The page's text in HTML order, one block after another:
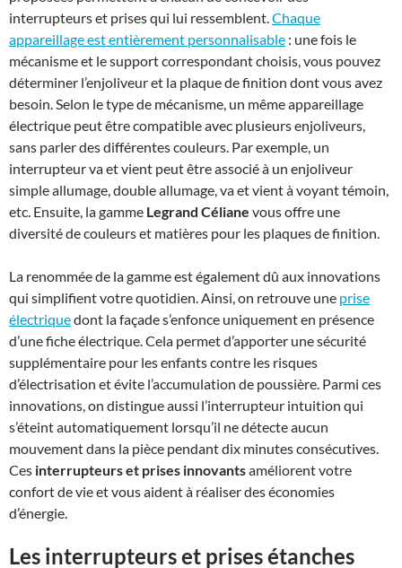
interrupteurs et prises qui lui ressemblent.Chaque
appareillage est entièrement personnalisable : une fois le
mécanisme et le support correspondant choisis, vous pouvez
déterminer l’enjoliveur et la plaque de finition dont vous avez
besoin. Selon le type de mécanisme, un même appareillage
électrique peut être compatible avec plusieurs enjoliveurs,
sans parler des différentes couleurs. Par exemple, un
interrupteur va et vient peut être associé à un enjoliveur
simple allumage, double allumage, va et vient à voyant témoin,
etc. Ensuite, la gamme Legrand Céliane vous offre une
diversité de couleurs et matières pour les plaques de finition.
La renommée de la gamme est également dû aux innovations
qui simplifient votre quotidien. Ainsi, on retrouve une prise
électriquedont la façade s’enfonce uniquement en présence
d’une fiche électrique. Cela permet d’apporter une sécurité
supplémentaire pour les enfants contre les risques
d’électrisation et évite l’accumulation de poussière. Parmi ces
innovations, on distingue aussi l’interrupteur intuition qui
s’éteint automatiquement lorsqu’il ne détecte aucun
mouvement dans la pièce pendant dix minutes consécutives.
Ces interrupteurs et prises innovantsaméliorent votre
confort de vie et vous aident à réaliser des économies
d’énergie.
Les interrupteurs et prises étanches